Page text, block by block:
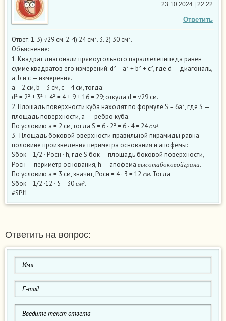
Ответить
23.10.2024 | 22:22
Ответ: 1. 3) √29 см. 2. 4) 24 см². 3. 2) 30 см².
Объяснение:
1. Квадрат диагонали прямоугольного параллелепипеда равен
сумме квадратов его измерений: d² = a² + b² + c², где d — диагональ,
a, b и c — измерения.
а = 2 см, b = 3 см, с = 4 см, тогда:
d² = 2² + 3² + 4² = 4 + 9 + 16 = 29; откуда d = √29 см.
2. Плошадь поверхности куба находят по формуле S = 6а², где S —
площадь поверхности, а — ребро куба.
По условию а = 2 см, тогда S = 6 · 2² = 6 · 4 = 24
м².
3. Площадь боковой оверхности правильной пирамиды равна
половине произведения периметра основания и апофемы:
Sбок = 1/2 · Росн · h, где S бок — площадь боковой поверхности,
Росн — периметр основания, h — апофема
бо ой
.
По условию а = 3 см, значит, Росн = 4 · 3 = 12
. Тогда
Sбок = 1/2 ·12 · 5 = 30
м².
#SPJ1
Ответить на вопрос: